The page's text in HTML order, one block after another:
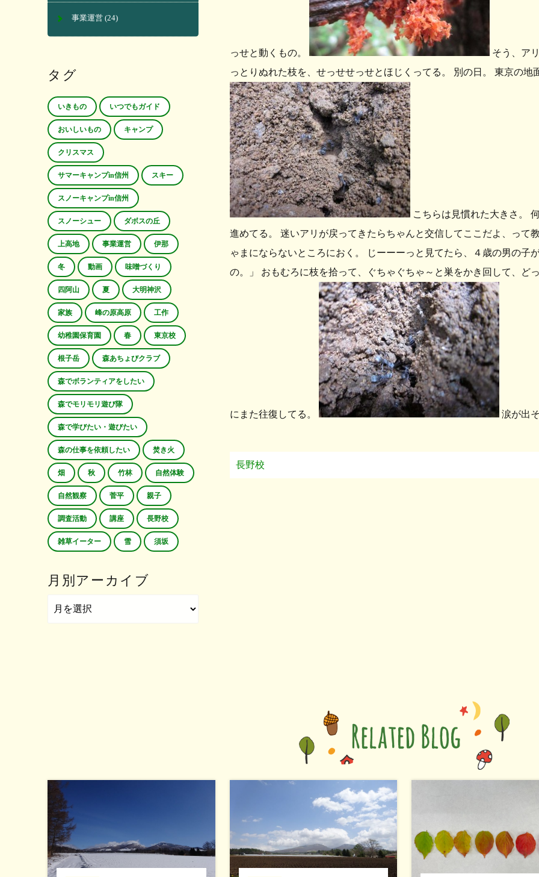
っせと動くもの。
そう、ア
っとりぬれた枝を、せっせせっせとほじくってる。 別の日。 東京の地
こちらは見慣れた大きさ。
進めてる。 迷いアリが戻ってきたらちゃんと交信してここだよ、って
ゃまにならないところにおく。 じーーーっと見てたら、４歳の男の子
の。」 おもむろに枝を拾って、ぐちゃぐちゃ～と巣をかき回して、ど
にまた往復してる。 涙が出
長野校
事業運営 (24)
タグ
いきもの いつでもガイド
おいしいもの キャンプ
クリスマス
サマーキャンプin信州 スキー
スノーキャンプin信州
スノーシュー ダボスの丘
上高地 事業運営 伊那
冬 動画 味噌づくり
四阿山 夏 大明神沢
家族 峰の原高原 工作
幼稚園保育園 春 東京校
根子岳 森あちょびクラブ
森でボランティアをしたい
森でモリモリ遊び隊
森で学びたい・遊びたい
森の仕事を依頼したい 焚き火
畑 秋 竹林 自然体験
自然観察 菅平 親子
調査活動 講座 長野校
雑草イーター 雪 須坂
月別アーカイブ